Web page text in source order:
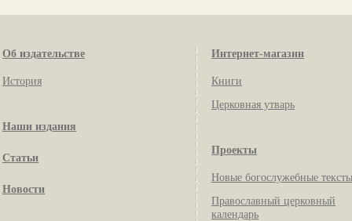
Об издательстве
История
Наши издания
Статьи
Новости
Интернет-магазин
Книги
Церковная утварь
Проекты
Новые богослужебные тексты
Православный церковный
календарь